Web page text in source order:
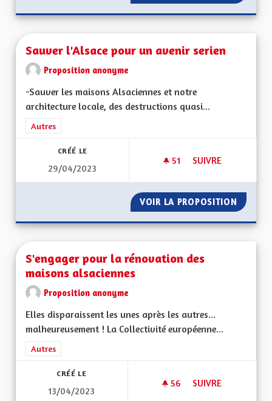
Sauver l'Alsace pour un avenir serien
Proposition anonyme
-Sauver les maisons Alsaciennes et notre
architecture locale, des destructions quasi...
Filtrer les résultats de la catégorie : Autres
Autres
CRÉÉ LE
29/04/2023
51 51 ABONNÉS
SUIVRE
VOIR LA PROPOSITION
S'engager pour la rénovation des
maisons alsaciennes
Proposition anonyme
Elles disparaissent les unes après les autres...
malheureusement ! La Collectivité européenne...
Filtrer les résultats de la catégorie : Autres
Autres
CRÉÉ LE
13/04/2023
56 56 ABONNÉS
SUIVRE